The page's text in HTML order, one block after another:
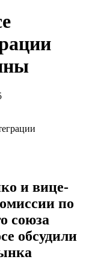
и вице-
по
союза
обсудили